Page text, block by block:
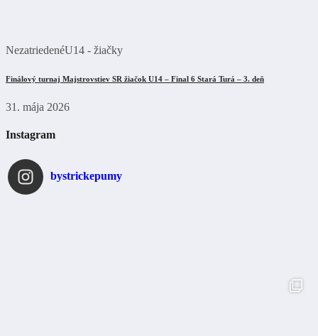
NezatriedenéU14 - žiačky
Finálový turnaj Majstrovstiev SR žiačok U14 – Final 6 Stará Turá – 3. deň
31. mája 2026
Instagram
bystrickepumy